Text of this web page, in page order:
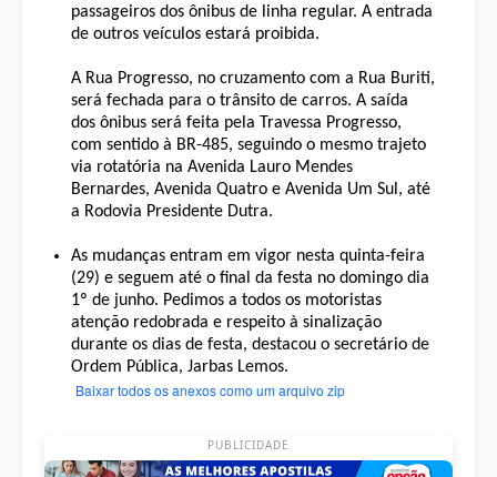
passageiros dos ônibus de linha regular. A entrada
de outros veículos estará proibida.
A Rua Progresso, no cruzamento com a Rua Buriti,
será fechada para o trânsito de carros. A saída
dos ônibus será feita pela Travessa Progresso,
com sentido à BR-485, seguindo o mesmo trajeto
via rotatória na Avenida Lauro Mendes
Bernardes, Avenida Quatro e Avenida Um Sul, até
a Rodovia Presidente Dutra.
As mudanças entram em vigor nesta quinta-feira
(29) e seguem até o final da festa no domingo dia
1º de junho. Pedimos a todos os motoristas
atenção redobrada e respeito à sinalização
durante os dias de festa, destacou o secretário de
Ordem Pública, Jarbas Lemos.
Baixar todos os anexos como um arquivo zip
PUBLICIDADE